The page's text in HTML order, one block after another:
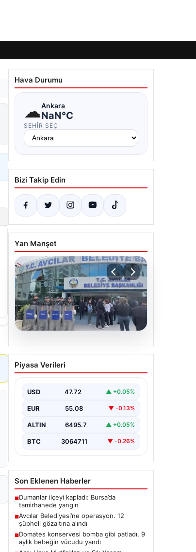
Hava Durumu
☁Ankara
NaN°C
ŞEHIR SEÇ
Bizi Takip Edin
Yan Manşet
Avcılar Belediyesi’ne
operasyon. 12 şüpheli
Piyasa Verileri
USD 47.72 ▲ +0.05%
EUR 55.08 ▼ -0.13%
ALTIN 6495.7 ▲ +0.05%
BTC 3064711 ▼ -0.26%
Son Eklenen Haberler
■Dumanlar ilçeyi kapladı: Bursa’da
tamirhanede yangın
■Avcılar Belediyesi’ne operasyon. 12
şüpheli gözaltına alındı
■Domates konservesi bomba gibi patladı, 9
aylık bebeğin vücudu yandı